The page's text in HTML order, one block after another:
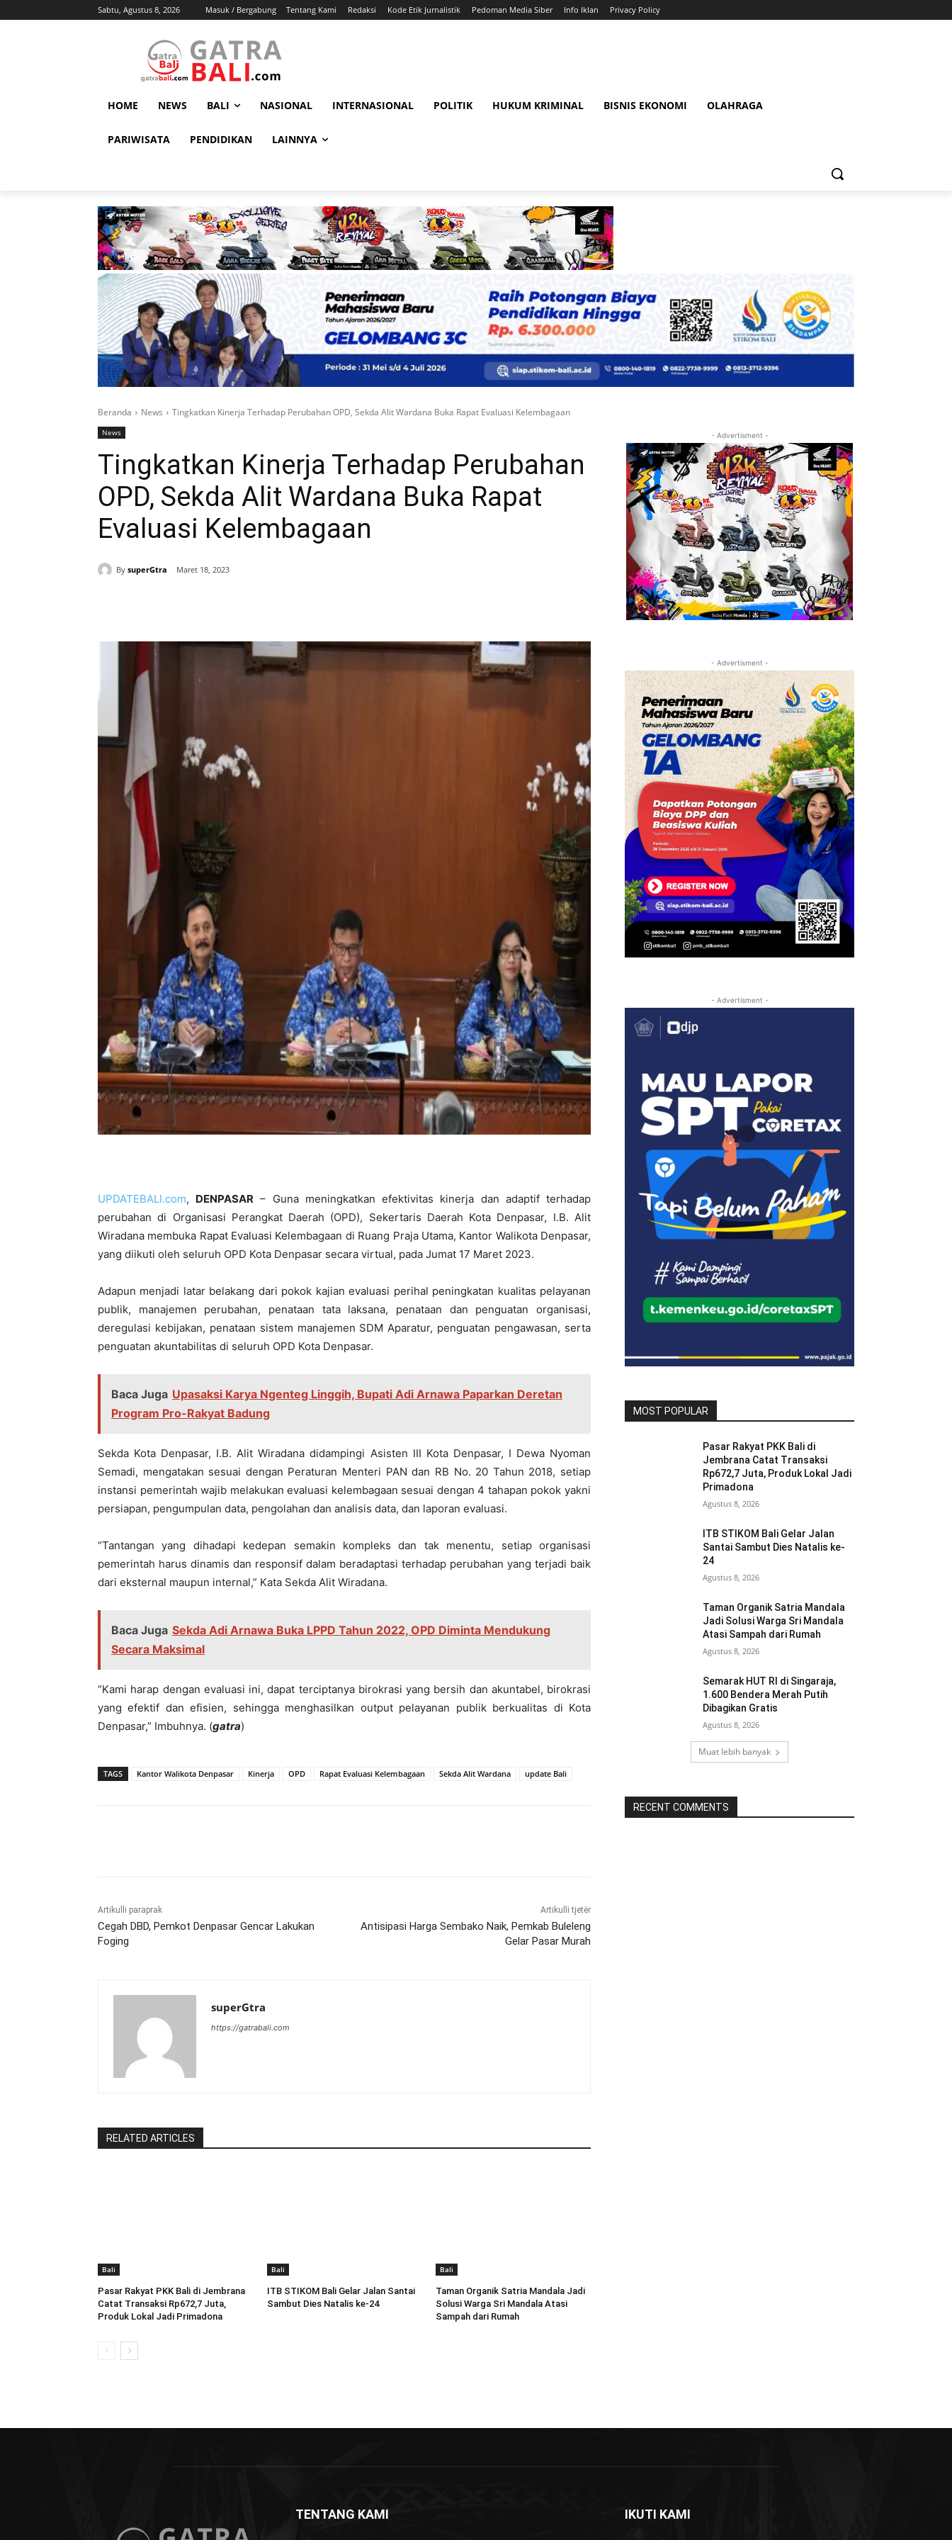
Sabtu, Agustus 8, 2026 Masuk / Bergabung Tentang Kami Redaksi Kode Etik Jurnalistik Pedoman Media Siber Info Iklan Privacy Policy
HOME NEWS BALI NASIONAL INTERNASIONAL POLITIK HUKUM KRIMINAL BISNIS EKONOMI OLAHRAGA
PARIWISATA PENDIDIKAN LAINNYA
Beranda News Tingkatkan Kinerja Terhadap Perubahan OPD, Sekda Alit Wardana Buka Rapat Evaluasi Kelembagaan
News
Tingkatkan Kinerja Terhadap Perubahan
OPD, Sekda Alit Wardana Buka Rapat
Evaluasi Kelembagaan
By superGtra Maret 18, 2023
UPDATEBALI.com, DENPASAR – Guna meningkatkan efektivitas kinerja dan adaptif terhadap
perubahan di Organisasi Perangkat Daerah (OPD), Sekertaris Daerah Kota Denpasar, I.B. Alit
Wiradana membuka Rapat Evaluasi Kelembagaan di Ruang Praja Utama, Kantor Walikota Denpasar,
yang diikuti oleh seluruh OPD Kota Denpasar secara virtual, pada Jumat 17 Maret 2023.
Adapun menjadi latar belakang dari pokok kajian evaluasi perihal peningkatan kualitas pelayanan
publik, manajemen perubahan, penataan tata laksana, penataan dan penguatan organisasi,
deregulasi kebijakan, penataan sistem manajemen SDM Aparatur, penguatan pengawasan, serta
penguatan akuntabilitas di seluruh OPD Kota Denpasar.
Baca Juga Upasaksi Karya Ngenteg Linggih, Bupati Adi Arnawa Paparkan Deretan
Program Pro-Rakyat Badung
Sekda Kota Denpasar, I.B. Alit Wiradana didampingi Asisten III Kota Denpasar, I Dewa Nyoman
Semadi, mengatakan sesuai dengan Peraturan Menteri PAN dan RB No. 20 Tahun 2018, setiap
instansi pemerintah wajib melakukan evaluasi kelembagaan sesuai dengan 4 tahapan pokok yakni
persiapan, pengumpulan data, pengolahan dan analisis data, dan laporan evaluasi.
“Tantangan yang dihadapi kedepan semakin kompleks dan tak menentu, setiap organisasi
pemerintah harus dinamis dan responsif dalam beradaptasi terhadap perubahan yang terjadi baik
dari eksternal maupun internal,” Kata Sekda Alit Wiradana.
Baca Juga Sekda Adi Arnawa Buka LPPD Tahun 2022, OPD Diminta Mendukung
Secara Maksimal
“Kami harap dengan evaluasi ini, dapat terciptanya birokrasi yang bersih dan akuntabel, birokrasi
yang efektif dan efisien, sehingga menghasilkan output pelayanan publik berkualitas di Kota
Denpasar,” Imbuhnya. (gatra)
TAGS Kantor Walikota Denpasar Kinerja OPD Rapat Evaluasi Kelembagaan Sekda Alit Wardana update Bali
Artikulli paraprak
Cegah DBD, Pemkot Denpasar Gencar Lakukan
Foging
Artikulli tjetër
Antisipasi Harga Sembako Naik, Pemkab Buleleng
Gelar Pasar Murah
superGtra
https://gatrabali.com
RELATED ARTICLES
Bali
Pasar Rakyat PKK Bali di Jembrana
Catat Transaksi Rp672,7 Juta,
Produk Lokal Jadi Primadona
Bali
ITB STIKOM Bali Gelar Jalan Santai
Sambut Dies Natalis ke-24
Bali
Taman Organik Satria Mandala Jadi
Solusi Warga Sri Mandala Atasi
Sampah dari Rumah
- Advertisment -
- Advertisment -
- Advertisment -
MOST POPULAR
Pasar Rakyat PKK Bali di
Jembrana Catat Transaksi
Rp672,7 Juta, Produk Lokal Jadi
Primadona
Agustus 8, 2026
ITB STIKOM Bali Gelar Jalan
Santai Sambut Dies Natalis ke-
24
Agustus 8, 2026
Taman Organik Satria Mandala
Jadi Solusi Warga Sri Mandala
Atasi Sampah dari Rumah
Agustus 8, 2026
Semarak HUT RI di Singaraja,
1.600 Bendera Merah Putih
Dibagikan Gratis
Agustus 8, 2026
Muat lebih banyak
RECENT COMMENTS
TENTANG KAMI IKUTI KAMI